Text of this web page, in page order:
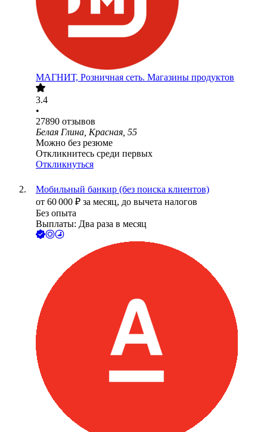
МАГНИТ, Розничная сеть. Магазины продуктов
3.4
•
27890 отзывов
Белая Глина, Красная, 55
Можно без резюме
Откликнитесь среди первых
Откликнуться
Мобильный банкир (без поиска клиентов)
от 60 000 ₽ за месяц, до вычета налогов
Без опыта
Выплаты: Два раза в месяц